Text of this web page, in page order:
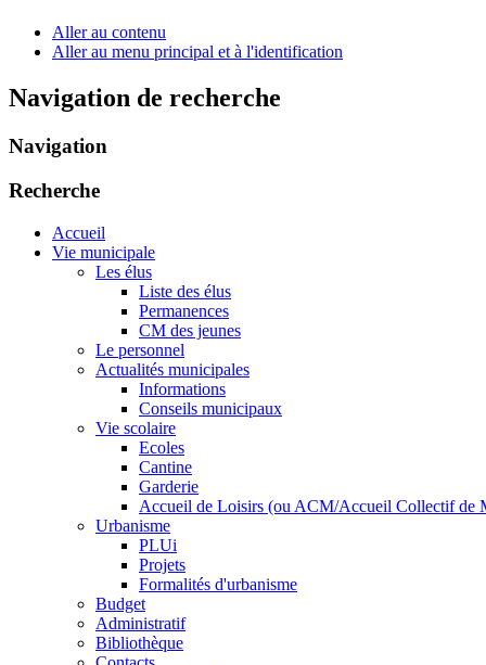
Aller au contenu
Aller au menu principal et à l'identification
Navigation de recherche
Navigation
Recherche
Accueil
Vie municipale
Les élus
Liste des élus
Permanences
CM des jeunes
Le personnel
Actualités municipales
Informations
Conseils municipaux
Vie scolaire
Ecoles
Cantine
Garderie
Accueil de Loisirs (ou ACM/Accueil Collectif de
Urbanisme
PLUi
Projets
Formalités d'urbanisme
Budget
Administratif
Bibliothèque